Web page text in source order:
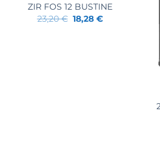
ZIR FOS 12 BUSTINE
23,20€ Il
prezzo
18,28 €Il